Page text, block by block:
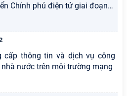
Chính phủ điện tử giai đoạn…
cấp thông tin và dịch vụ công
nước trên môi trường mạng